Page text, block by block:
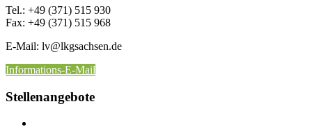
Tel.: +49 (371) 515 930
Fax: +49 (371) 515 968
E-Mail: lv@lkgsachsen.de
Informations-E-Mail
Stellenangebote